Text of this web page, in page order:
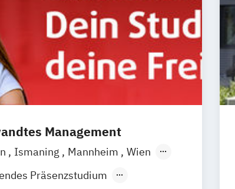
Management
Ismaning Mannheim
Wien
Leipzig Düsseldorf
Präsenzstudium